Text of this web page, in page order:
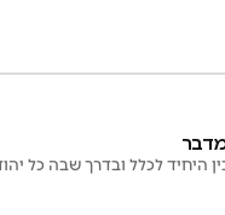
לכלל ובדרך שבה כל